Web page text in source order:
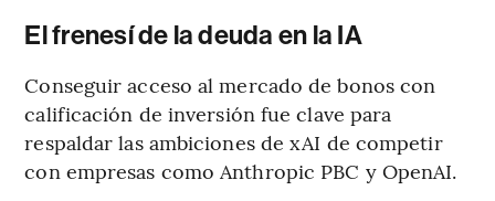
El frenesí de la deuda en la IA
Conseguir acceso al mercado de bonos con
calificación de inversión fue clave para
respaldar las ambiciones de xAI de competir
con empresas como Anthropic PBC y OpenAI.